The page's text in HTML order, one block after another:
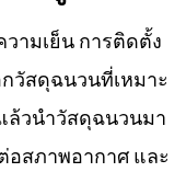
ามเย็น การติดตั้ง
วัสดุฉนวนที่เหมาะ
ล้วนำวัสดุฉนวนมา
สภาพอากาศ และ